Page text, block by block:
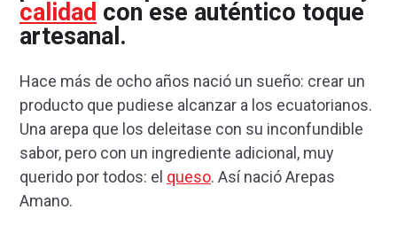
calidad con ese auténtico toque
artesanal.
Hace más de ocho años nació un sueño: crear un
producto que pudiese alcanzar a los ecuatorianos.
Una arepa que los deleitase con su inconfundible
sabor, pero con un ingrediente adicional, muy
querido por todos: el queso. Así nació Arepas
Amano.